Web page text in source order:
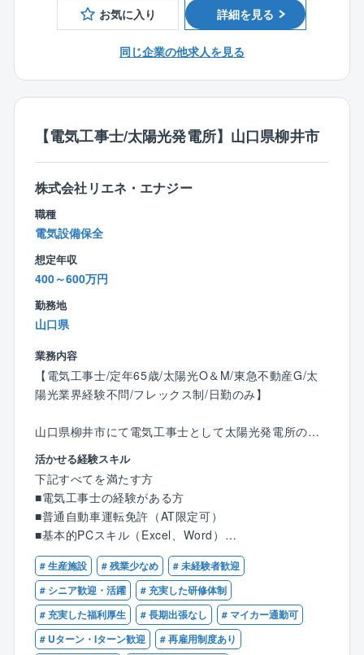
■組織構成：現在10名程のメンバーが活躍しています。
■同社技術の特徴
・自然災害への対応：調査技術力～防災・減災関連解
∟「スマート調査」モバイル端末や高精度衛星測位技
めのシステムです。
・i-Constructionへの対応：3次元計測～3次元設計（BI
M/CIM）
■同社の特徴：
同社は、土木、建築、電気・通信、情報および各種調
査部門を擁する総合建設コンサルタントとして、環
境・エネルギー、維持・管理、防災、生活環境、情報
も対応したさまざまな分野で、地域社会の方々のニー
ズと信頼に応えるべく、成長してきました。同社は、
これまで蓄積してきた多様な技術と人材を活かし、変
め、高度な専門技術と技術シナジーで最適技術を提供
会の発展に貢献していきたいと考えています。CECビ
ジョン2025技術を磨き、技術を競い、技術で選ばれる
「技術創造企業」を実現し、これからも同社は、確か
な品質と優れた技術を提供するプロフェッショナル集
団として、創造と挑戦の企業活動を推進していきま
す。
お気に入り 詳細を見る
同じ企業の他求人を見る
【電気工事士/太陽光発電所】山口県柳井市
株式会社リエネ・エナジー
職種
電気設備保全
想定年収
400～600万円
勤務地
山口県
業務内容
【電気工事士/定年65歳/太陽光O＆M/東急不動産G/太
陽光業界経験不問/フレックス制/日勤のみ】
山口県柳井市にて電気工事士として太陽光発電所の保
守管理（O＆M）業務をご担当いただきます。
【具体的な業務】
■計画策定（年間維持管理計画や長期修繕計画など）
■巡回点検、障害対応、緊急時対応、除草/除雪、軽作
業
■点検業務（絶縁抵抗測定/接地抵抗測定/保護継電器試
験など）
■遠隔監視
■報告書作成（点検報告書、月次報告書など）
など
活かせる経験スキル
下記すべてを満たす方
■電気工事士の経験がある方
■普通自動車運転免許（AT限定可）
■基本的PCスキル（Excel、Word）
※経験があれば、太陽光発電所での実務経験は不問で
す。
# 生産施設 # 残業少なめ
# 未経験者歓迎
# シニア歓迎・活躍
# 充実した研修体制
# 充実した福利厚生
# 長期出張なし
# マイカー通勤可
# Uターン・Iターン歓迎
# 再雇用制度あり